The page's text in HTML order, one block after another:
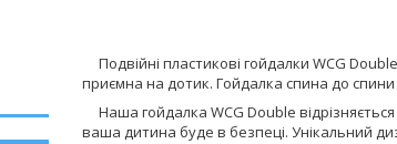
Подвійні пластикові гойдалки WCG
приємна на дотик. Гойдалка спина до спини
Наша гойдалка WCG Double
ваша дитина буде в безпеці. Унікальний